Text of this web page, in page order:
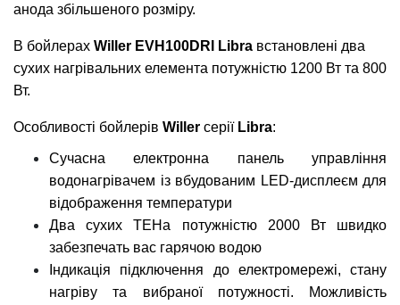
анода збільшеного розміру.
В бойлерах Willer EVH100DRI Libra встановлені два
сухих нагрівальних елемента потужністю 1200 Вт та 800
Вт.
Особливості бойлерів Willer серії Libra:
Сучасна електронна панель управління
водонагрівачем із вбудованим LED-дисплеєм для
відображення температури
Два сухих ТЕНа потужністю 2000 Вт швидко
забезпечать вас гарячою водою
Індикація підключення до електромережі, стану
нагріву та вибраної потужності. Можливість